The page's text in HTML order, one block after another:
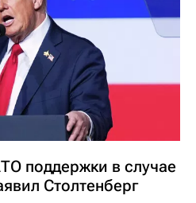
поддержки в случае
Столтенберг